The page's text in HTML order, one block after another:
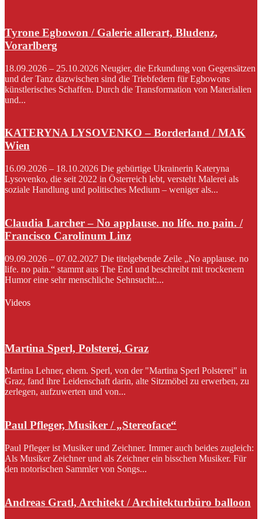
Tyrone Egbowon / Galerie allerart, Bludenz,
Vorarlberg
18.09.2026 – 25.10.2026 Neugier, die Erkundung von Gegensätzen
und der Tanz dazwischen sind die Triebfedern für Egbowons
künstlerisches Schaffen. Durch die Transformation von Materialien
und...
KATERYNA LYSOVENKO – Borderland / MAK
Wien
16.09.2026 – 18.10.2026 Die gebürtige Ukrainerin Kateryna
Lysovenko, die seit 2022 in Österreich lebt, versteht Malerei als
soziale Handlung und politisches Medium – weniger als...
Claudia Larcher – No applause. no life. no pain. /
Francisco Carolinum Linz
09.09.2026 – 07.02.2027 Die titelgebende Zeile „No applause. no
life. no pain.“ stammt aus The End und beschreibt mit trockenem
Humor eine sehr menschliche Sehnsucht:...
Videos
Martina Sperl, Polsterei, Graz
Martina Lehner, ehem. Sperl, von der "Martina Sperl Polsterei" in
Graz, fand ihre Leidenschaft darin, alte Sitzmöbel zu erwerben, zu
zerlegen, aufzuwerten und von...
Paul Pfleger, Musiker / „Stereoface“
Paul Pfleger ist Musiker und Zeichner. Immer auch beides zugleich:
Als Musiker Zeichner und als Zeichner ein bisschen Musiker. Für
den notorischen Sammler von Songs...
Andreas Gratl, Architekt / Architekturbüro balloon